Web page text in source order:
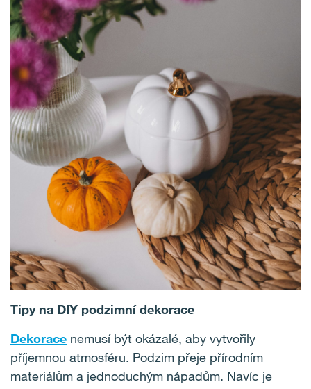
Tipy na DIY podzimní dekorace
Dekorace nemusí být okázalé, aby vytvořily
příjemnou atmosféru. Podzim přeje přírodním
materiálům a jednoduchým nápadům. Navíc je